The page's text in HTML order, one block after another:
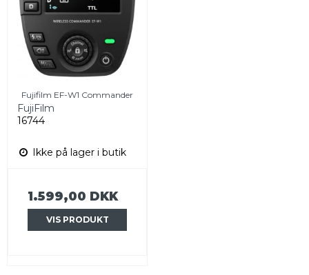
Fujifilm EF-W1 Commander
FujiFilm
16744
Ikke på lager i butik
1.599,00 DKK
VIS PRODUKT